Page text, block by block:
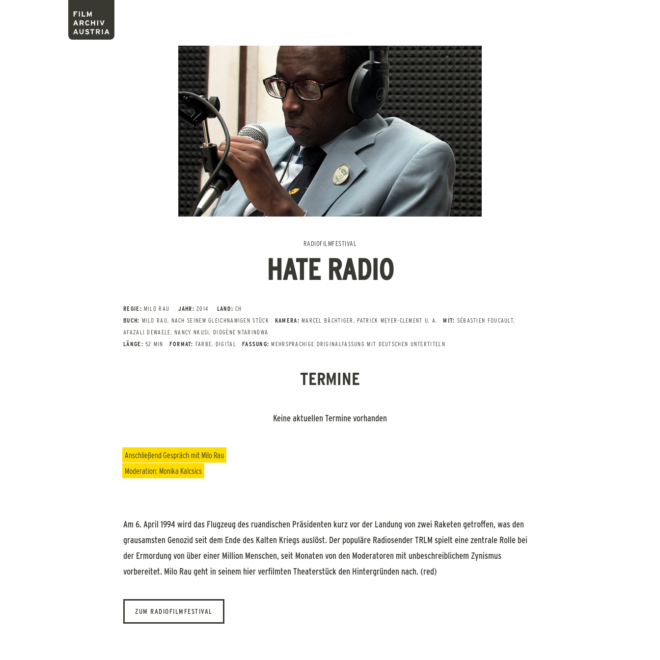
RADIOFILMFESTIVAL
HATE RADIO
REGIE: MILO RAU JAHR: 2014 LAND: CH
BUCH: MILO RAU, NACH SEINEM GLEICHNAMIGEN STÜCK KAMERA: MARCEL BÄCHTIGER, PATRICK MEYER-CLEMENT U. A. MIT: SÉBASTIEN FOUCAULT,
AFAZALI DEWAELE, NANCY NKUSI, DIOGÈNE NTARINDWA
LÄNGE: 52 MIN FORMAT: FARBE, DIGITAL FASSUNG: MEHRSPRACHIGE ORIGINALFASSUNG MIT DEUTSCHEN UNTERTITELN
TERMINE
Keine aktuellen Termine vorhanden
Anschließend Gespräch mit Milo Rau
Moderation: Monika Kalcsics
Am 6. April 1994 wird das Flugzeug des ruandischen Präsidenten kurz vor der Landung von zwei Raketen getroffen, was den
grausamsten Genozid seit dem Ende des Kalten Kriegs auslöst. Der populäre Radiosender TRLM spielt eine zentrale Rolle bei
der Ermordung von über einer Million Menschen, seit Monaten von den Moderatoren mit unbeschreiblichem Zynismus
vorbereitet. Milo Rau geht in seinem hier verfilmten Theaterstück den Hintergründen nach. (red)
ZUM RADIOFILMFESTIVAL